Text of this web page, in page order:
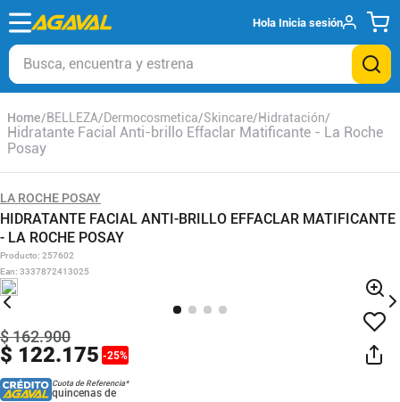
Hola Inicia sesión
Busca, encuentra y estrena
BELLEZA Dermocosmetica Skincare Hidratación
Hidratante Facial Anti-brillo Effaclar Matificante - La Roche
Posay
LA ROCHE POSAY
HIDRATANTE FACIAL ANTI-BRILLO EFFACLAR MATIFICANTE
- LA ROCHE POSAY
Producto: 257602
Ean: 3337872413025
$ 122.175 -25%
$162.900
Cuota de Referencia*
quincenas de